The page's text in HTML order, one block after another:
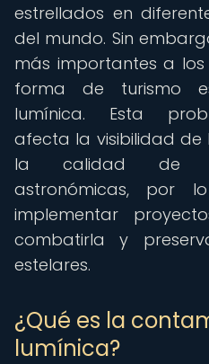
estrellados en
del mundo. Sin
más importantes a
forma de turismo
lumínica. Esta
afecta la visibilidad de
la calidad de
astronómicas, por
implementar
combatirla y
estelares.
¿Qué es la
lumínica?